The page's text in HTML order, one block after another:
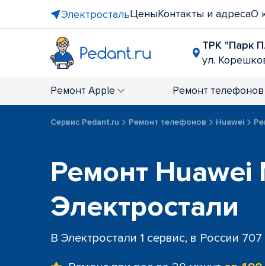
ЭлектростальЦеныКонтакты и адресаО
ТРК "Парк
ул.
Ремонт Apple Ремонт телефонов
Сервис Pedant.ru Ремонт телефонов Huawei
Ремонт Huawei
Электростали
В Электростали 1 сервис, в России